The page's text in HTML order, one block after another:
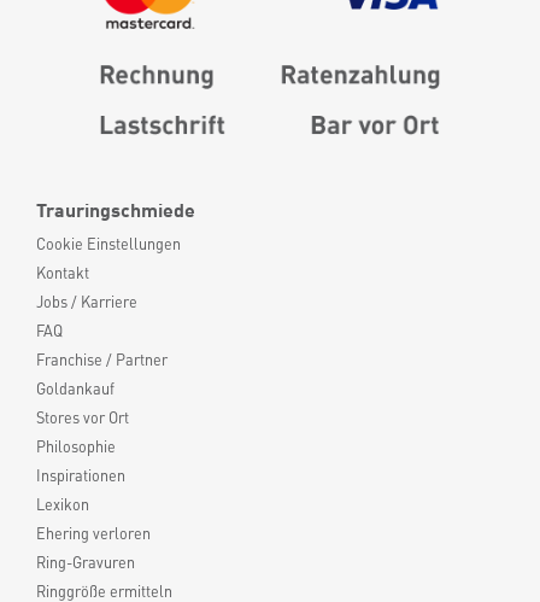
Trauringschmiede
Cookie Einstellungen
Kontakt
Jobs / Karriere
FAQ
Franchise / Partner
Goldankauf
Stores vor Ort
Philosophie
Inspirationen
Lexikon
Ehering verloren
Ring-Gravuren
Ringgröße ermitteln